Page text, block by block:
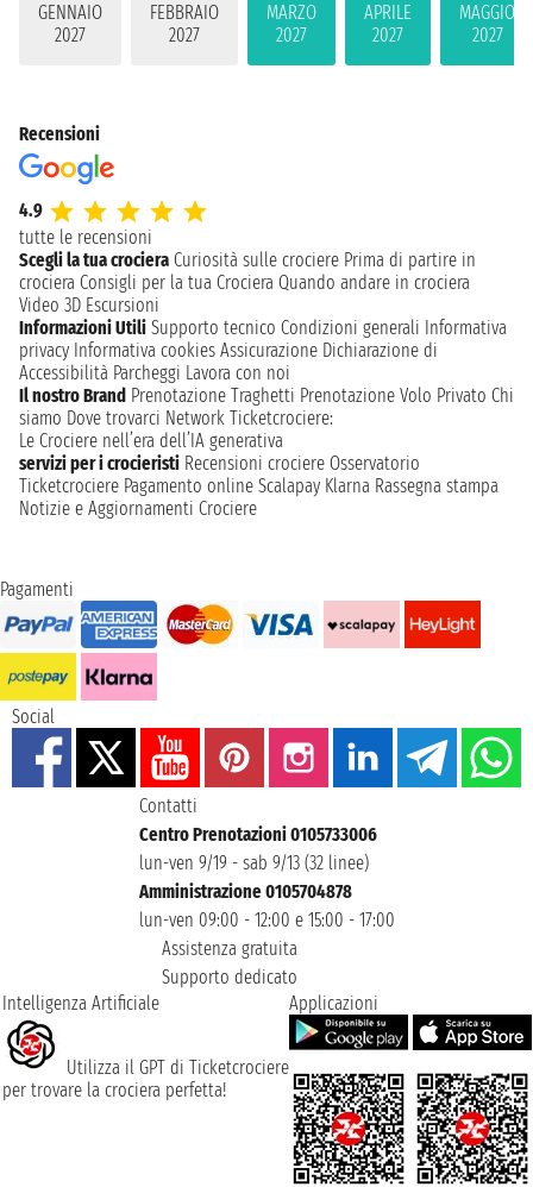
GENNAIO
2027
FEBBRAIO
2027
MARZO
2027
APRILE
2027
MAGGIO
2027
Recensioni
4.9
tutte le recensioni
Scegli la tua crociera Curiosità sulle crociere Prima di partire in
crociera Consigli per la tua Crociera Quando andare in crociera
Video 3D Escursioni
Informazioni Utili Supporto tecnico Condizioni generali Informativa
privacy Informativa cookies Assicurazione Dichiarazione di
Accessibilità Parcheggi Lavora con noi
Il nostro Brand Prenotazione Traghetti Prenotazione Volo Privato Chi
siamo Dove trovarci Network Ticketcrociere:
Le Crociere nell’era dell’IA generativa
servizi per i crocieristi Recensioni crociere Osservatorio
Ticketcrociere Pagamento online Scalapay Klarna Rassegna stampa
Notizie e Aggiornamenti Crociere
Pagamenti
Social
Contatti
Centro Prenotazioni 0105733006
lun-ven 9/19 - sab 9/13 (32 linee)
Amministrazione 0105704878
lun-ven 09:00 - 12:00 e 15:00 - 17:00
Assistenza gratuita
Supporto dedicato
Intelligenza Artificiale
Utilizza il GPT di Ticketcrociere
per trovare la crociera perfetta!
Applicazioni